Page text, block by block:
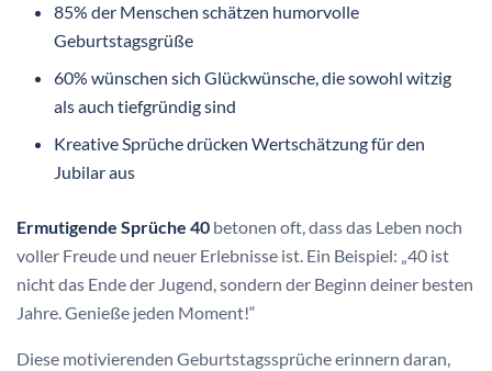
85% der Menschen schätzen humorvolle
Geburtstagsgrüße
60% wünschen sich Glückwünsche, die sowohl witzig
als auch tiefgründig sind
Kreative Sprüche drücken Wertschätzung für den
Jubilar aus
Ermutigende Sprüche 40 betonen oft, dass das Leben noch
voller Freude und neuer Erlebnisse ist. Ein Beispiel: „40 ist
nicht das Ende der Jugend, sondern der Beginn deiner besten
Jahre. Genieße jeden Moment!“
Diese motivierenden Geburtstagssprüche erinnern daran,